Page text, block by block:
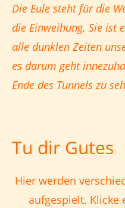
Die Eule steht fürdie
die Einweihung. Sie ist
alle dunklen Zeiten
es darum geht
Ende des Tunnels zu
Tu dir Gutes
Hier werden
aufgespielt. Klicke